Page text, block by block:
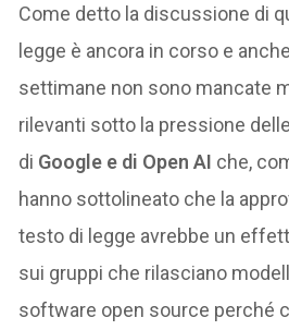
Come detto la discussione di
legge è ancora in corso e
settimane non sono mancate
rilevanti sotto la pressione
di Google e di Open AI che,
hanno sottolineato che la
testo di legge avrebbe un
sui gruppi che rilasciano
software open source perché